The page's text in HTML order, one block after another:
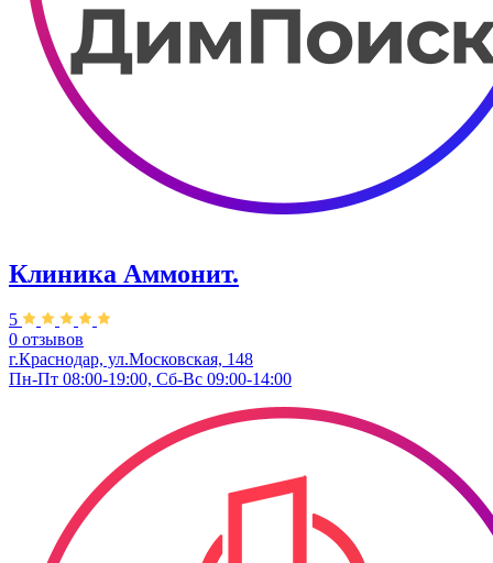
Клиника Аммонит.
5
0 отзывов
г.Краснодар, ул.Московская, 148
Пн-Пт 08:00-19:00, Сб-Вс 09:00-14:00